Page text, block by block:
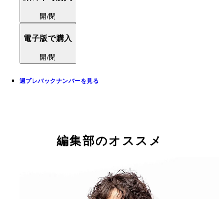
開/閉
電子版で購入
開/閉
週プレバックナンバーを見る
編集部のオススメ